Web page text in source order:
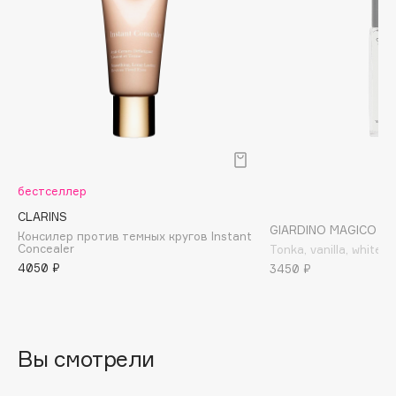
Bvlgari
by TERRY
бестселлер
CLARINS
Консилер против темных кругов Instant
Concealer
4050 ₽
GIARDINO MAGICO
Tonka, vanilla, white
3450 ₽
Вы смотрели